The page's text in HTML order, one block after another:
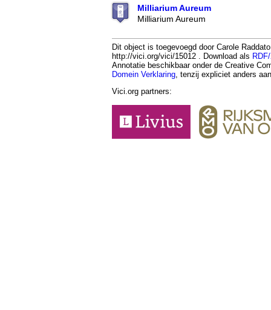
Milliarium Aureum
Milliarium Aureum
Dit object is toegevoegd door Carole
http://vici.org/vici/15012 . Download als
Annotatie beschikbaar onder de Creative
Domein Verklaring , tenzij expliciet anders
Vici.org partners: